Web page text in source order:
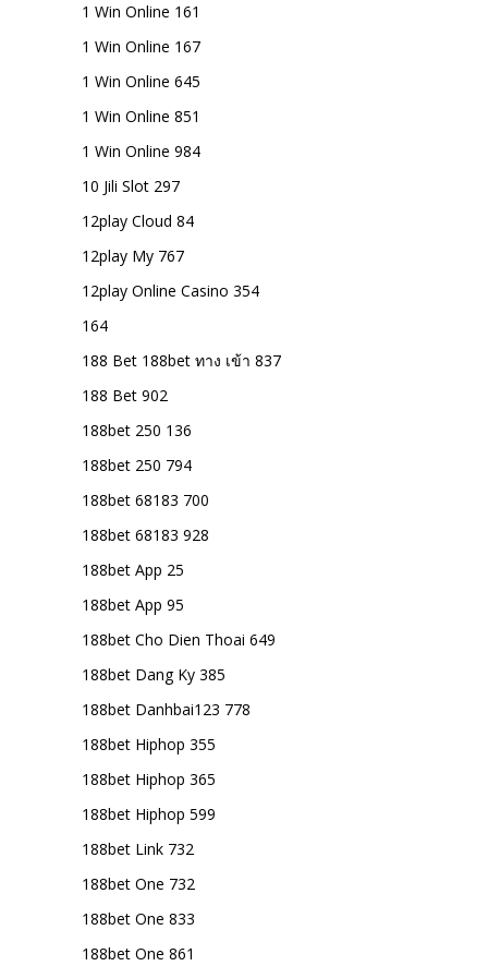
1 Win Online 161
1 Win Online 167
1 Win Online 645
1 Win Online 851
1 Win Online 984
10 Jili Slot 297
12play Cloud 84
12play My 767
12play Online Casino 354
164
188 Bet 188bet ทาง เข้า 837
188 Bet 902
188bet 250 136
188bet 250 794
188bet 68183 700
188bet 68183 928
188bet App 25
188bet App 95
188bet Cho Dien Thoai 649
188bet Dang Ky 385
188bet Danhbai123 778
188bet Hiphop 355
188bet Hiphop 365
188bet Hiphop 599
188bet Link 732
188bet One 732
188bet One 833
188bet One 861